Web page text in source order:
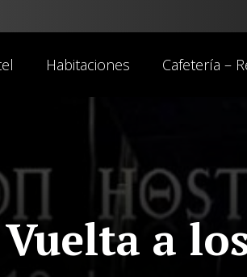
Habitaciones Cafetería –
Vuelta a